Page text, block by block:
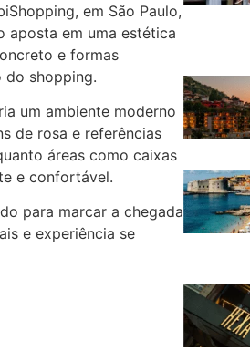
em São Paulo,
aposta em uma estética
e formas
do shopping.
um ambiente moderno
de rosa e referências
áreas como caixas
e confortável.
para marcar a chegada
e experiência se